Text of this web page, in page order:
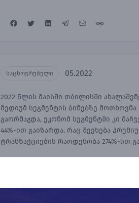
საცხოვრებელი 05.2022
2022 წლის მაისში თბილისში
მედიუმ სეგმენტის ბინებზე
გაორმაგდა, ეკონომ სეგმენტში კი
44%-ით გაიზარდა. რაც შეეხება
ტრანზაქციების რაოდენობა 274%-ით